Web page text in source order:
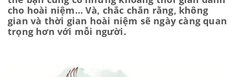
cho hoài niệm… Và, chắc chắn rằng, không
gian và thời gian hoài niệm sẽ ngày càng quan
trọng hơn với mỗi người.